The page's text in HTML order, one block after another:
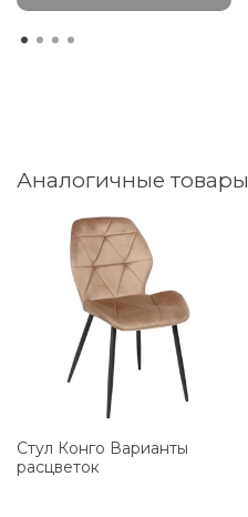
Аналогичные товары
Стул Конго Варианты
расцветок